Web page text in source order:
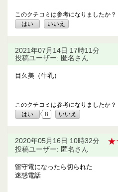
このクチコミは参考になりましたか？
はい
いいえ
2021年07月14日 17時11分
投稿ユーザー: 匿名さん
目久美（牛乳）
このクチコミは参考になりましたか？
はい
8 いいえ
2020年05月16日 10時32分
投稿ユーザー: 匿名さん
留守電になったら切られた
迷惑電話